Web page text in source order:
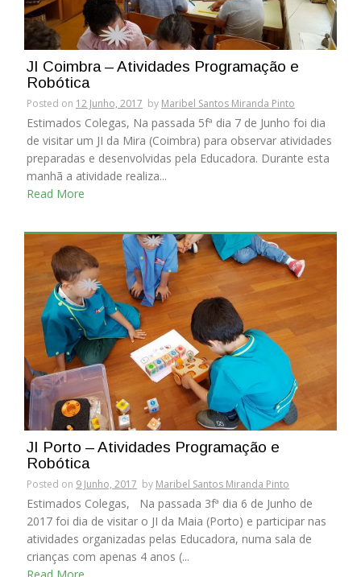
JI Coimbra – Atividades Programação e
Robótica
Posted on 12 Junho, 2017 by Maribel Santos Miranda Pinto
Estimados Colegas, Na passada 5fª dia 7 de Junho foi dia
de visitar um JI da Mira (Coimbra) para observar atividades
preparadas e desenvolvidas pela Educadora. Durante esta
manhã a atividade realiza...
Read More
JI Porto – Atividades Programação e
Robótica
Posted on 9 Junho, 2017 by Maribel Santos Miranda Pinto
Estimados Colegas, Na passada 3fª dia 6 de Junho de
2017 foi dia de visitar o JI da Maia (Porto) e participar nas
atividades organizadas pelas Educadora, numa sala de
crianças com apenas 4 anos (...